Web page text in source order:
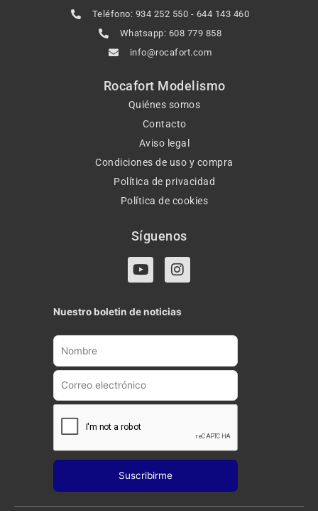
Teléfono: 934 252 550 - 644 143 460
Whatsapp: 608 779 858
info@rocafort.com
Rocafort Modelismo
Quiénes somos
Contacto
Aviso legal
Condiciones de uso y compra
Política de privacidad
Política de cookies
Síguenos
Y
o
t
u
b
I
n
t
a
g
a
Nuestro boletin de noticias